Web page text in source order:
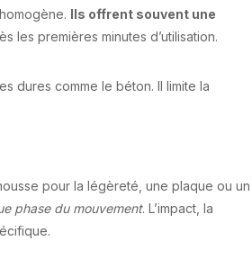
Ils offrent souvent une
les premières minutes d’utilisation.
dures comme le béton. Il limite la
pour la légèreté, une plaque ou un
phase du mouvement. L’impact, la